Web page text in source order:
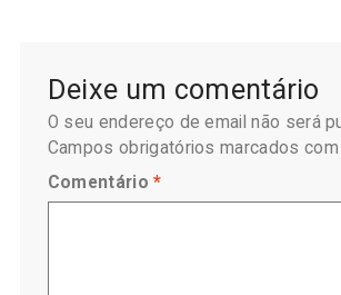
Deixe um comentário
O seu endereço de email não será
Campos obrigatórios marcados
Comentário*